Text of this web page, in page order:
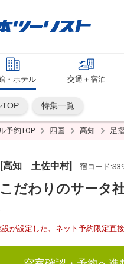
・ホテル 交通＋宿泊
TOP 特集一覧
予約TOP 四国 高知 足
[高知 土佐中村] 宿コード
こだわりのサー
が設定した、ネット予約限定直